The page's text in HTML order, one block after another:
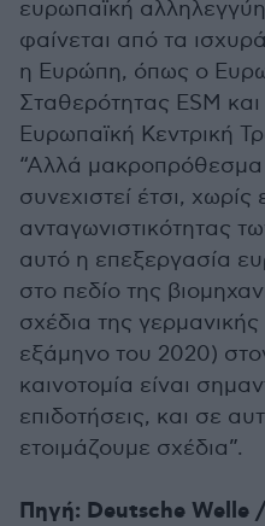
ευρωπαϊκή αλληλεγγύη
φαίνεται από τα
η Ευρώπη, όπως ο
Σταθερότητας ESM
Ευρωπαϊκή Κεντρική
“Αλλά μακροπρόθεσμα
συνεχιστεί έτσι,
ανταγωνιστικότητας
αυτό η επεξεργασία
στο πεδίο της
σχέδια της
εξάμηνο του 2020)
καινοτομία είναι
επιδοτήσεις, και σε
ετοιμάζουμε σχέδια”.
Πηγή: Deutsche Welle